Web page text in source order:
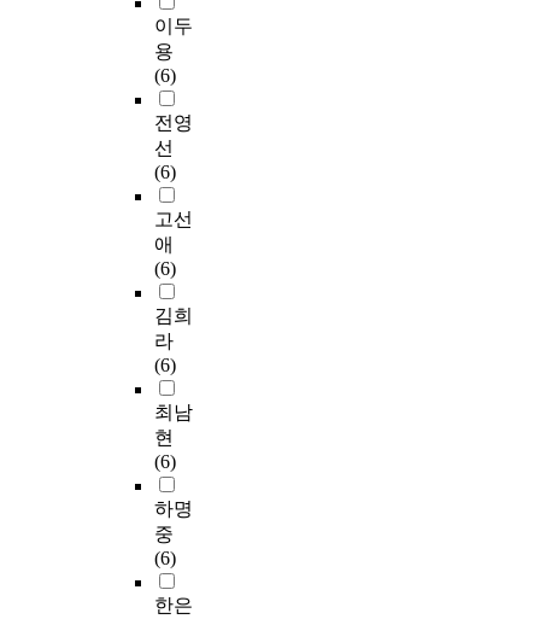
이두
용
(6)
전영
선
(6)
고선
애
(6)
김희
라
(6)
최남
현
(6)
하명
중
(6)
한은